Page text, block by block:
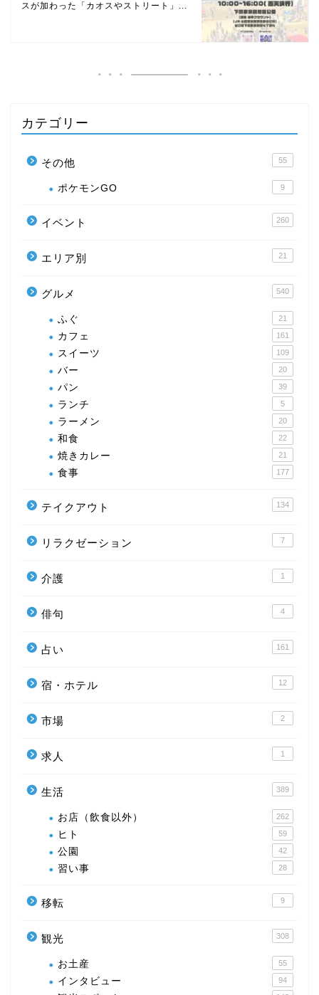
スが加わった「カオスやストリート」...
カテゴリー
その他 55
ポケモンGO 9
イベント 260
エリア別 21
グルメ 540
ふぐ 21
カフェ 161
スイーツ 109
バー 20
パン 39
ランチ 5
ラーメン 20
和食 22
焼きカレー 21
食事 177
テイクアウト 134
リラクゼーション 7
介護 1
俳句 4
占い 161
宿・ホテル 12
市場 2
求人 1
生活 389
お店（飲食以外） 262
ヒト 59
公園 42
習い事 28
移転 9
観光 308
お土産 55
インタビュー 94